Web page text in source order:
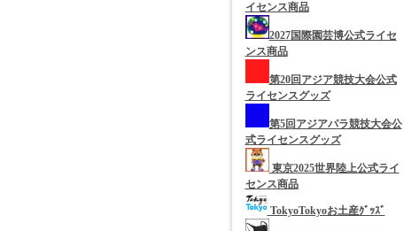
イセンス商品
2027国際園芸博公式ライセ
ンス商品
第20回アジア競技大会公式
ライセンスグッズ
第5回アジアパラ競技大会公
式ライセンスグッズ
東京2025世界陸上公式ライ
センス商品
TokyoTokyoお土産ｸﾞｯｽﾞ